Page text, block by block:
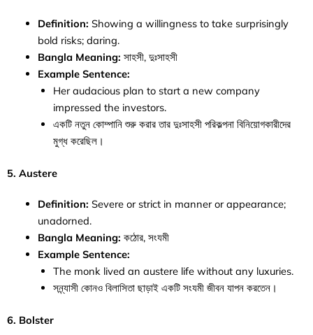
Definition: Showing a willingness to take surprisingly
bold risks; daring.
Bangla Meaning: সাহসী, দুঃসাহসী
Example Sentence:
Her audacious plan to start a new company
impressed the investors.
একটি নতুন কোম্পানি শুরু করার তার দুঃসাহসী পরিকল্পনা বিনিয়োগকারীদের
মুগ্ধ করেছিল।
5. Austere
Definition: Severe or strict in manner or appearance;
unadorned.
Bangla Meaning: কঠোর, সংযমী
Example Sentence:
The monk lived an austere life without any luxuries.
সন্ন্যাসী কোনও বিলাসিতা ছাড়াই একটি সংযমী জীবন যাপন করতেন।
6. Bolster